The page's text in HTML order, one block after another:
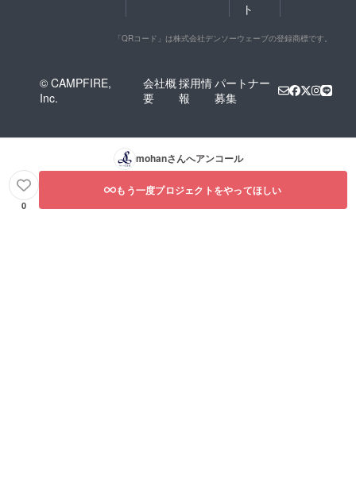
ト
「QRコード」は株式会社デンソーウェーブの登録商標です。
© CAMPFIRE,
Inc.
会社概
要
採用情
報
パートナー
募集
mohanさんへアンコール
0
もう一度プロジェクトをやってほしい